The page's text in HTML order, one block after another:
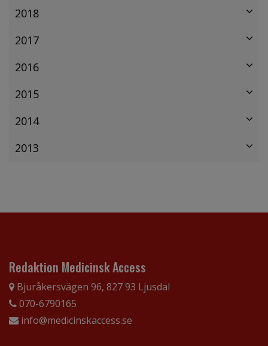
2018
2017
2016
2015
2014
2013
Redaktion Medicinsk Access
Bjuråkersvägen 96, 827 93 Ljusdal
070-6790165
info@medicinskaccess.se